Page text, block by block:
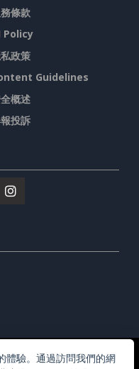
條款
Policy
政策
Guidelines
概述
投訴
服務條款 AI Policy
體驗。通過訪問我們的網